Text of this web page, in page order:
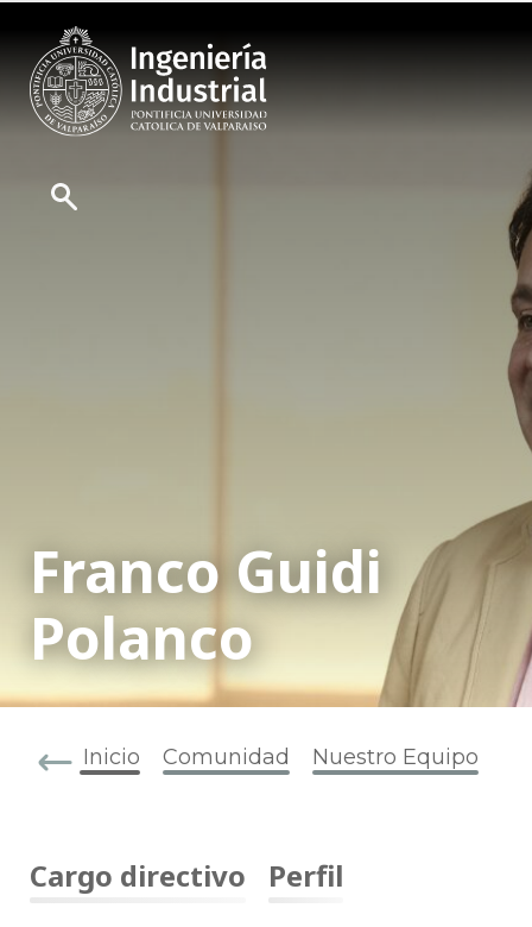
Franco Guidi
Polanco
Inicio Comunidad Nuestro Equipo
Cargo directivo
Perfil